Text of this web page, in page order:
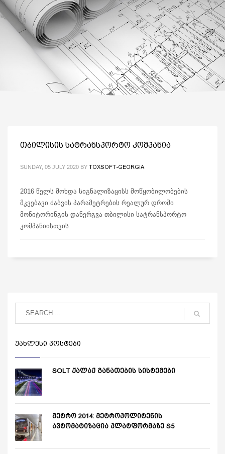
თბილისის სატრანსპორტო კომპანია
SUNDAY, 05 JULY 2020 BY TOXSOFT-GEORGIA
2016 წელს მოხდა სიგნალიზაცისს მოწყობილობების
მკვებავი ძაბვის პარამეტრების რეალურ დროში
მონიტორინგის დანერგვა თბილისი სატრანსპორტო
კომპანიისთვის.
ᲣᲐᲮᲚᲔᲡᲘ ᲞᲝᲡᲢᲔᲑᲘ
SOLT ქალაქ განათების სისტემები
მეტრო 2014: მეტროპოლიტენის
ავტომატიზაცია პლატფორმაზე S5